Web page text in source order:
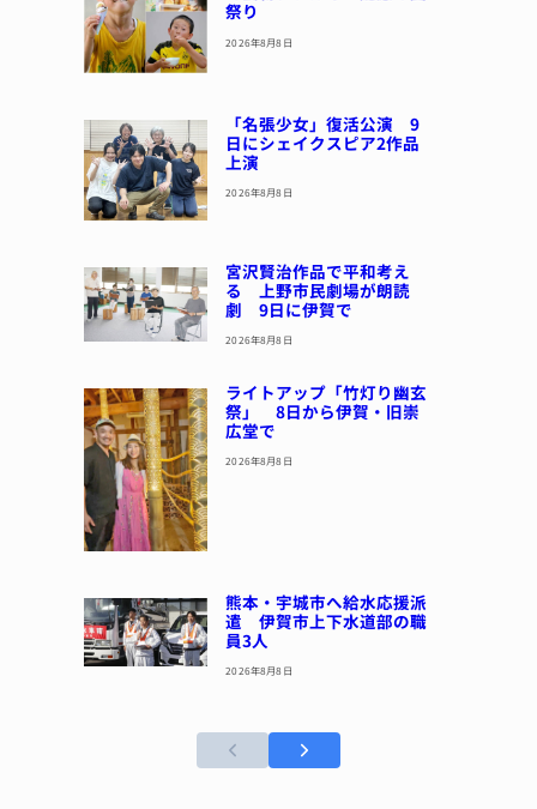
祭り
2026年8月8日
「名張少女」復活公演 9
日にシェイクスピア2作品
上演
2026年8月8日
宮沢賢治作品で平和考え
る 上野市民劇場が朗読
劇 9日に伊賀で
2026年8月8日
ライトアップ「竹灯り幽玄
祭」 8日から伊賀・旧崇
広堂で
2026年8月8日
熊本・宇城市へ給水応援派
遣 伊賀市上下水道部の職
員3人
2026年8月8日